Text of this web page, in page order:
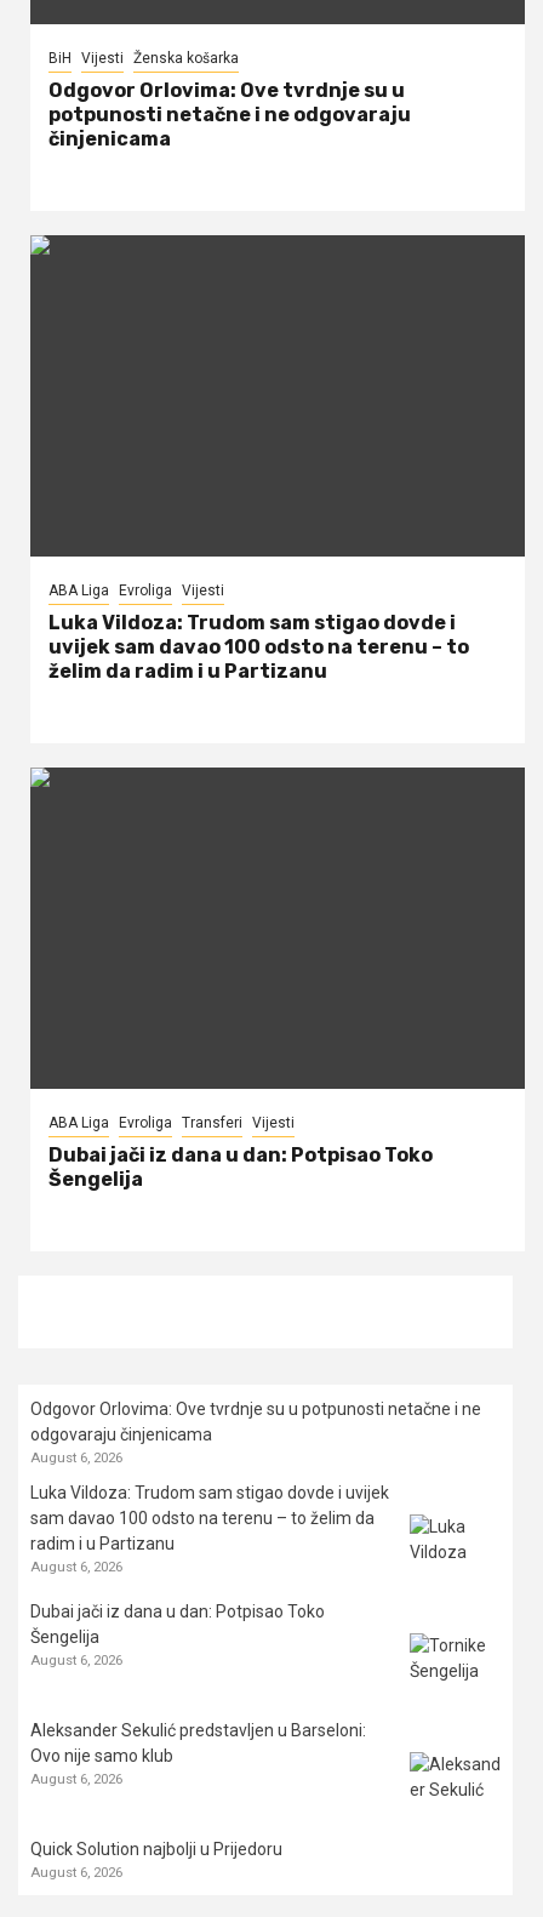
BiH Vijesti Ženska košarka
Odgovor Orlovima: ​Ove tvrdnje su u
potpunosti netačne i ne odgovaraju
činjenicama
ABA Liga Evroliga Vijesti
Luka Vildoza: Trudom sam stigao dovde i
uvijek sam davao 100 odsto na terenu – to
želim da radim i u Partizanu
ABA Liga Evroliga Transferi Vijesti
Dubai jači iz dana u dan: Potpisao Toko
Šengelija
Odgovor Orlovima: ​Ove tvrdnje su u potpunosti netačne i ne
odgovaraju činjenicama
August 6, 2026
Luka Vildoza: Trudom sam stigao dovde i uvijek
sam davao 100 odsto na terenu – to želim da
radim i u Partizanu
August 6, 2026
Dubai jači iz dana u dan: Potpisao Toko
Šengelija
August 6, 2026
Aleksander Sekulić predstavljen u Barseloni:
Ovo nije samo klub
August 6, 2026
Quick Solution najbolji u Prijedoru
August 6, 2026